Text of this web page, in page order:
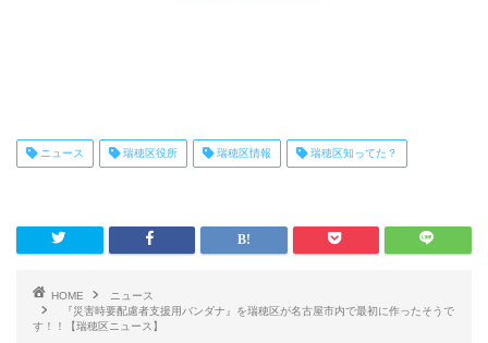
ニュース 瑞穂区役所 瑞穂区情報 瑞穂区知ってた？
HOME
ニュース
『災害時要配慮者支援用バンダナ』を瑞穂区が名古屋市内で最初に作ったそうで
す！！【瑞穂区ニュース】